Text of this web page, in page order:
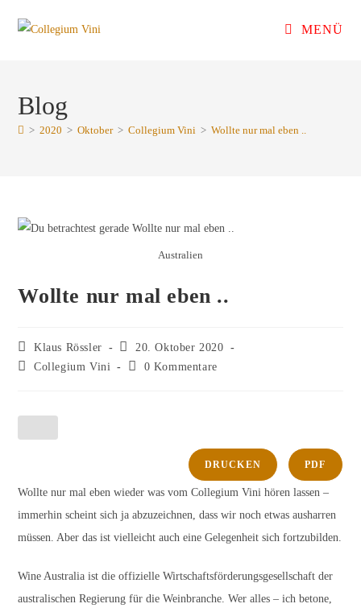
Inhalt
MENÜ
Blog
> 2020 > Oktober > Collegium Vini > Wollte nur mal eben ..
Australien
Wollte nur mal eben ..
Beitrags-
Autor:
Klaus Rössler
Beitrag
veröffentlicht:
20. Oktober 2020
Beitrags-
Collegium Vini
Beitrags-
0 Kommentare
DRUCKEN PDF
Wollte nur mal eben wieder was vom Collegium Vini hören lassen –
immerhin scheint sich ja abzuzeichnen, dass wir noch etwas ausharren
müssen. Aber das ist vielleicht auch eine Gelegenheit sich fortzubilden.
Wine Australia ist die offizielle Wirtschaftsförderungsgesellschaft der
australischen Regierung für die Weinbranche. Wer alles – ich betone,